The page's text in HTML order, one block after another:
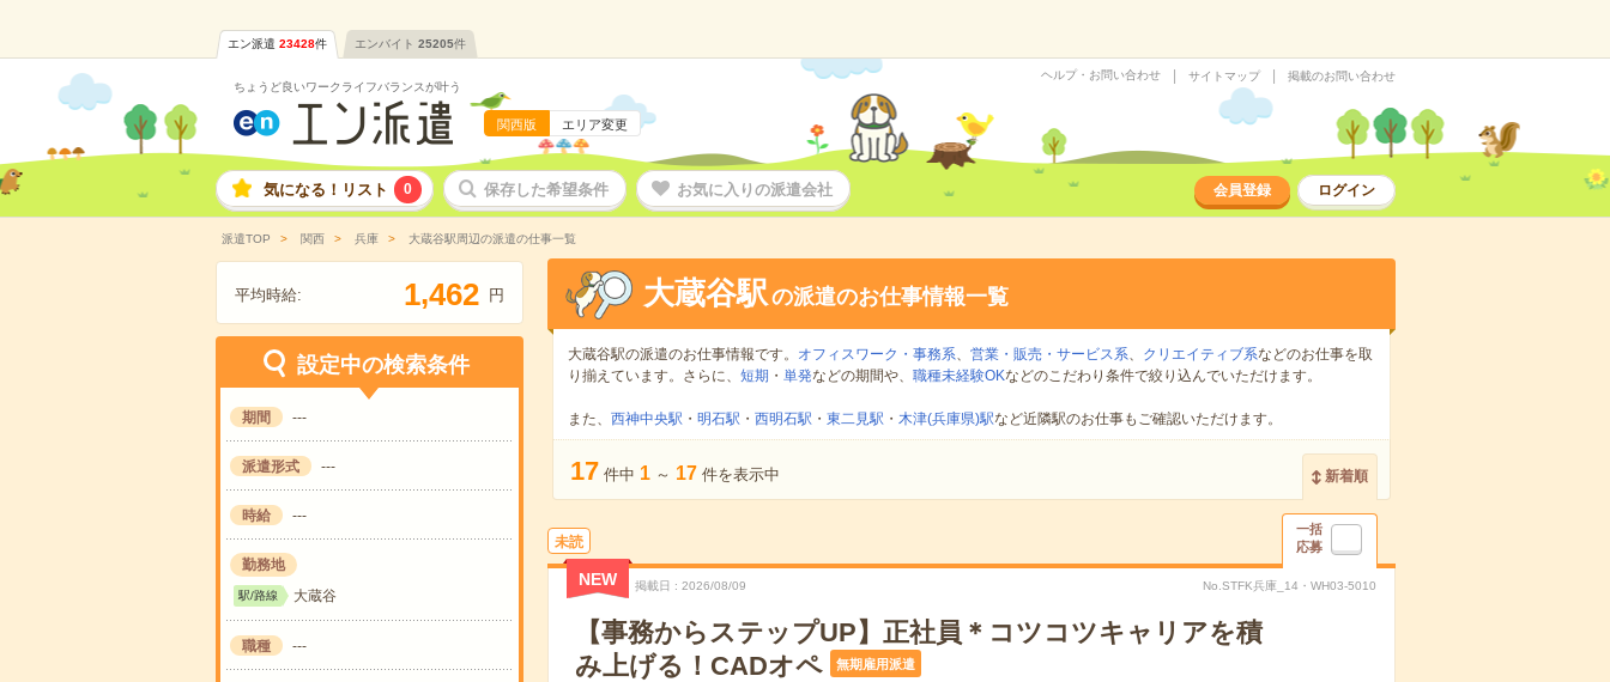
エン派遣 23428件 エンバイト 25205件
ちょうど良いワークライフバランスが叶う
関西版 エリア変更
ヘルプ・お問い合わせ サイトマップ 掲載のお問い合わせ
気になる！リスト 0 保存した希望条件 お気に入りの派遣会社 会員登録 ログイン
派遣TOP 関西 兵庫 大蔵谷駅周辺の派遣の仕事一覧
平均時給: 1,462 円
設定中の検索条件
期間 ---
派遣形式 ---
時給 ---
勤務地
駅/路線 大蔵谷
職種 ---
大蔵谷駅の派遣のお仕事情報一覧
大蔵谷駅の派遣のお仕事情報です。 オフィスワーク・事務系、 営業・販売・サービス系、 クリエイティブ系などのお仕事を取
り揃えています。さらに、 短期 ・ 単発などの期間や、 職種未経験OKなどのこだわり条件で絞り込んでいただけます。
また、 西神中央駅 ・ 明石駅 ・ 西明石駅 ・ 東二見駅 ・ 木津(兵庫県)駅など近隣駅のお仕事もご確認いただけます。
17 件中 1 ～ 17 件を表示中 新着順
未読
一括
応募
NEW 掲載日 2026/08/09 No.STFK兵庫_14・WH03-5010
【事務からステップUP】正社員＊コツコツキャリアを積
み上げる！CADオペ
無期雇用派遣